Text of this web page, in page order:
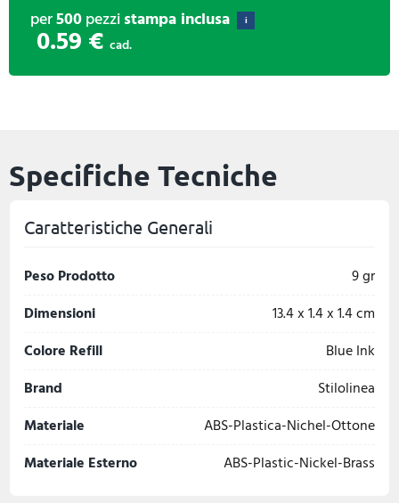
per500pezzistampa inclusa i
0.59 € cad.
Specifiche Tecniche
Caratteristiche Generali
Peso Prodotto
9 gr
Dimensioni
13.4 x 1.4 x 1.4 cm
Colore Refill
Blue Ink
Brand
Stilolinea
Materiale
ABS-Plastica-Nichel-Ottone
Materiale Esterno
ABS-Plastic-Nickel-Brass